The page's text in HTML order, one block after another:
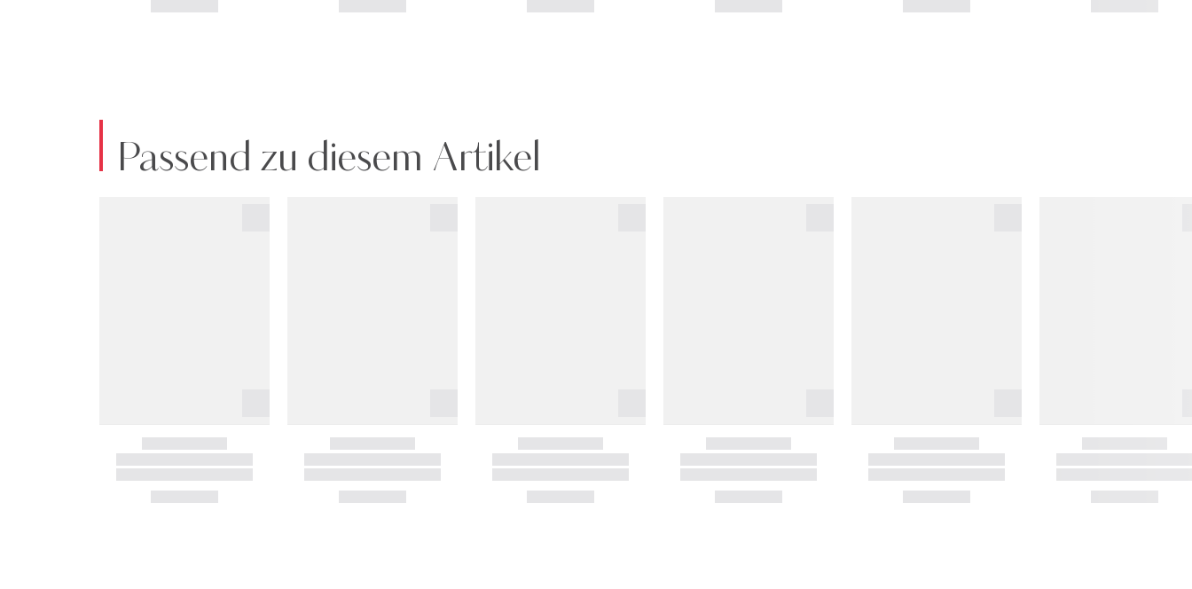
Passend zu diesem Artikel